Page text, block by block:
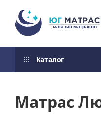
Каталог
Матрас